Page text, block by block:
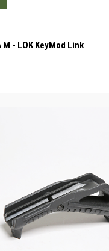
M - LOK KeyMod Link